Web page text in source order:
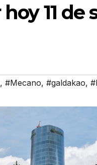
11
, #Mecano, #galdakao,